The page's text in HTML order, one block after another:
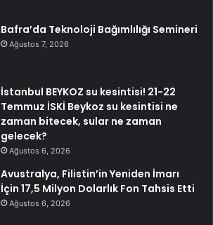
Bafra’da Teknoloji Bağımlılığı Semineri
Ağustos 7, 2026
İstanbul BEYKOZ su kesintisi! 21-22
Temmuz İSKİ Beykoz su kesintisi ne
zaman bitecek, sular ne zaman
gelecek?
Ağustos 6, 2026
Avustralya, Filistin’in Yeniden İmarı
İçin 17,5 Milyon Dolarlık Fon Tahsis Etti
Ağustos 6, 2026